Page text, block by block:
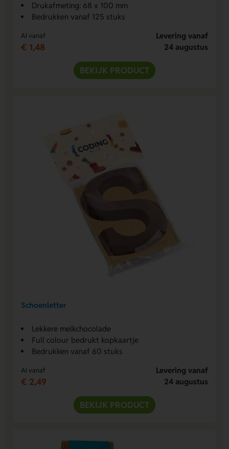
Drukafmeting: 68 x 100 mm
Bedrukken vanaf 125 stuks
Al vanaf
€ 1,48
Levering vanaf
24 augustus
BEKIJK PRODUCT
Schoenletter
Lekkere melkchocolade
Full colour bedrukt kopkaartje
Bedrukken vanaf 60 stuks
Al vanaf
€ 2,49
Levering vanaf
24 augustus
BEKIJK PRODUCT